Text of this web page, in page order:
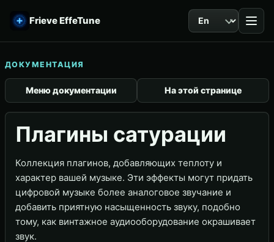
Frieve EffeTune Язык
ДОКУМЕНТАЦИЯ
Меню документации На этой странице
Плагины сатурации
Коллекция плагинов, добавляющих теплоту и
характер вашей музыке. Эти эффекты могут придать
цифровой музыке более аналоговое звучание и
добавить приятную насыщенность звуку, подобно
тому, как винтажное аудиооборудование окрашивает
звук.